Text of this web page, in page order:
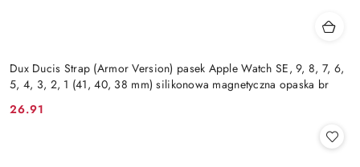
Dux Ducis Strap (Armor Version) pasek Apple Watch SE, 9, 8, 7, 6,
5, 4, 3, 2, 1 (41, 40, 38 mm) silikonowa magnetyczna opaska br
Cena:
26.91